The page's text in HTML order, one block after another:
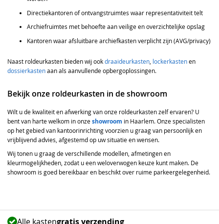
Directiekantoren of ontvangstruimtes waar representativiteit telt
Archiefruimtes met behoefte aan veilige en overzichtelijke opslag
Kantoren waar afsluitbare archiefkasten verplicht zijn (AVG/privacy)
Naast roldeurkasten bieden wij ookdraaideurkasten, lockerkastenen
dossierkastenaan als aanvullende opbergoplossingen.
Bekijk onze roldeurkasten in de showroom
Wilt u de kwaliteit en afwerking van onze roldeurkasten zelf ervaren? U
bent van harte welkom in onzeshowroom in Haarlem. Onze specialisten
op het gebied van kantoorinrichting voorzien u graag van persoonlijk en
vrijblijvend advies, afgestemd op uw situatie en wensen.
Wij tonen u graag de verschillende modellen, afmetingen en
kleurmogelijkheden, zodat u een weloverwogen keuze kunt maken. De
showroom is goed bereikbaar en beschikt over ruime parkeergelegenheid.
Alle kastengratis verzending